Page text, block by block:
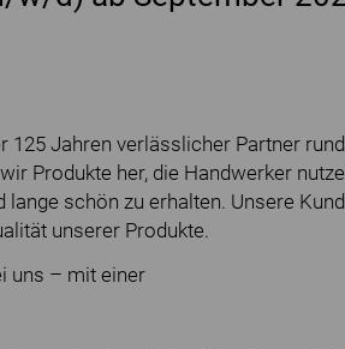
125 Jahren verlässlicher Partner
Produkte her, die Handwerker
schön zu erhalten. Unsere
unserer Produkte.
uns – mit einer